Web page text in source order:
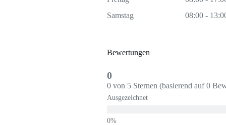
Samstag
08:00 -
Bewertungen
0
0 von 5 Sternen (basierend auf 0
Ausgezeichnet